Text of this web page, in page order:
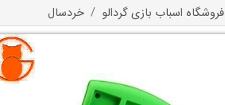
فروشگاه اسباب بازی گردالو خردسال